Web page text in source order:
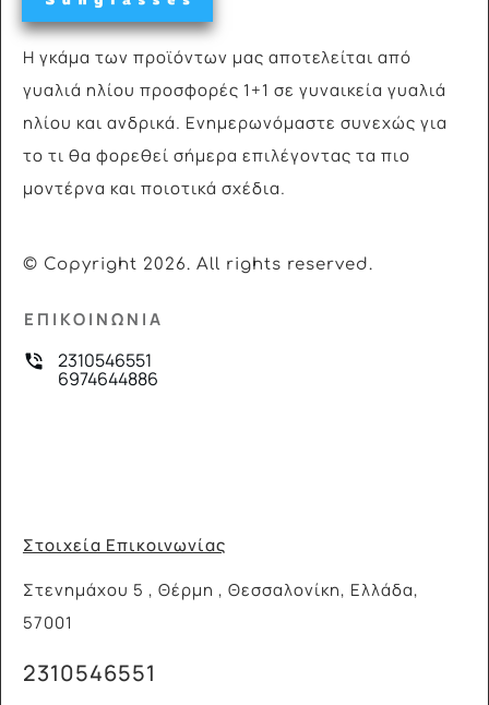
Η γκάμα των προϊόντων μας αποτελείται από
γυαλιά ηλίου προσφορές 1+1 σε γυναικεία γυαλιά
ηλίου και ανδρικά. Ενημερωνόμαστε συνεχώς για
το τι θα φορεθεί σήμερα επιλέγοντας τα πιο
μοντέρνα και ποιοτικά σχέδια.
© Copyright 2026. All rights reserved.
ΕΠΙΚΟΙΝΩΝΙΑ
2310546551
6974644886
Στοιχεία Επικοινωνίας
Στενημάχου 5 , Θέρμη , Θεσσαλονίκη, Ελλάδα,
57001
2310546551